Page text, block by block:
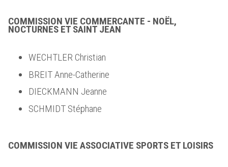
COMMISSION VIE COMMERCANTE - NOËL,
NOCTURNES ET SAINT JEAN
WECHTLER Christian
BREIT Anne-Catherine
DIECKMANN Jeanne
SCHMIDT Stéphane
COMMISSION VIE ASSOCIATIVE SPORTS ET LOISIRS